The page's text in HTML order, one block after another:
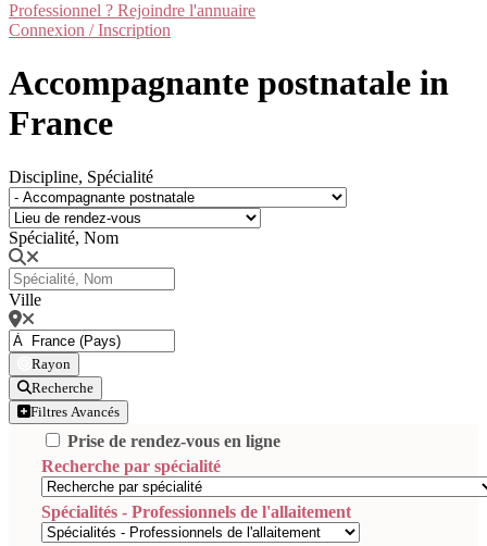
Professionnel ? Rejoindre l'annuaire
Connexion / Inscription
Accompagnante postnatale in
France
Discipline, Spécialité
Spécialité, Nom
Ville
Rayon
Recherche
Filtres Avancés
Prise de rendez-vous en ligne
Recherche par spécialité
Spécialités - Professionnels de l'allaitement